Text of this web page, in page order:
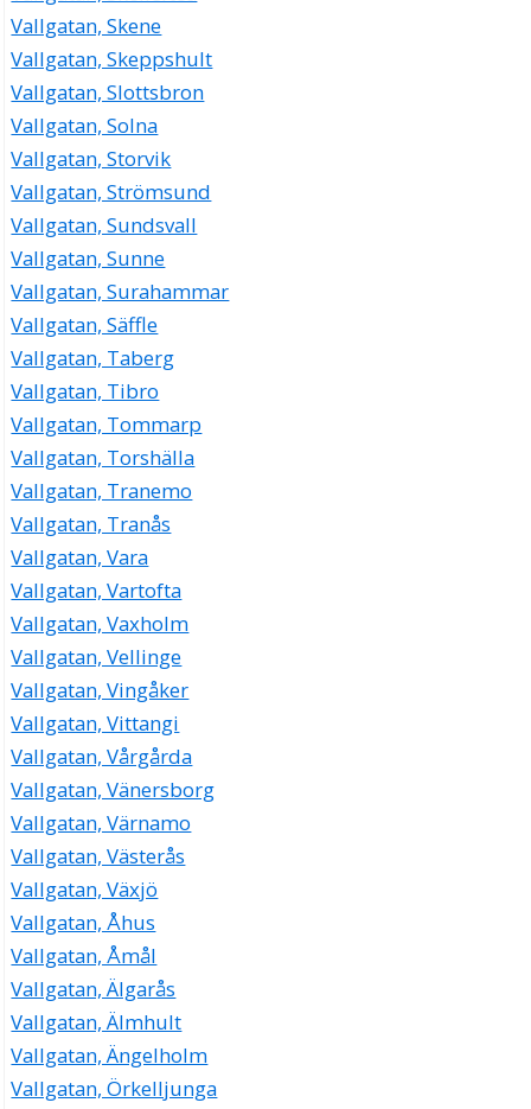
Vallgatan, Skene
Vallgatan, Skeppshult
Vallgatan, Slottsbron
Vallgatan, Solna
Vallgatan, Storvik
Vallgatan, Strömsund
Vallgatan, Sundsvall
Vallgatan, Sunne
Vallgatan, Surahammar
Vallgatan, Säffle
Vallgatan, Taberg
Vallgatan, Tibro
Vallgatan, Tommarp
Vallgatan, Torshälla
Vallgatan, Tranemo
Vallgatan, Tranås
Vallgatan, Vara
Vallgatan, Vartofta
Vallgatan, Vaxholm
Vallgatan, Vellinge
Vallgatan, Vingåker
Vallgatan, Vittangi
Vallgatan, Vårgårda
Vallgatan, Vänersborg
Vallgatan, Värnamo
Vallgatan, Västerås
Vallgatan, Växjö
Vallgatan, Åhus
Vallgatan, Åmål
Vallgatan, Älgarås
Vallgatan, Älmhult
Vallgatan, Ängelholm
Vallgatan, Örkelljunga